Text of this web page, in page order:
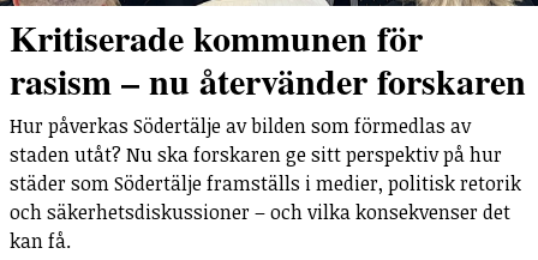
Kritiserade kommunen för
rasism – nu återvänder forskaren
Hur påverkas Södertälje av bilden som förmedlas av
staden utåt? Nu ska forskaren ge sitt perspektiv på hur
städer som Södertälje framställs i medier, politisk retorik
och säkerhetsdiskussioner – och vilka konsekvenser det
kan få.